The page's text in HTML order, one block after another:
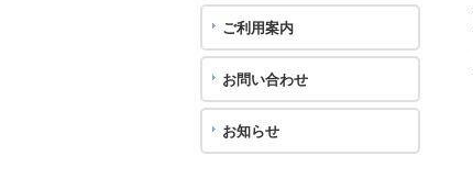
ご利用案内
お問い合わせ
お知らせ